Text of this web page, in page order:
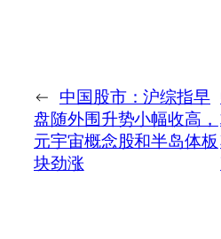
← 中国股市：沪综指早
盘随外围升势小幅收高，
元宇宙概念股和半岛体板
块劲涨